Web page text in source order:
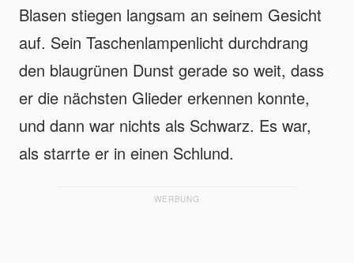
Blasen stiegen langsam an seinem Gesicht
auf. Sein Taschenlampenlicht durchdrang
den blaugrünen Dunst gerade so weit, dass
er die nächsten Glieder erkennen konnte,
und dann war nichts als Schwarz. Es war,
als starrte er in einen Schlund.
WERBUNG